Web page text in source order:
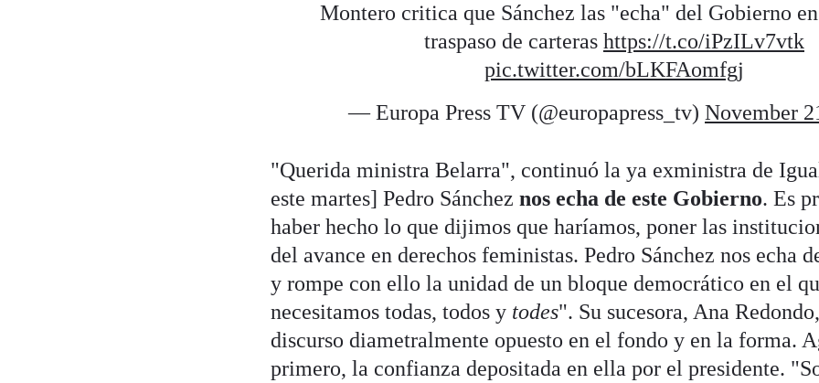
Montero critica que Sánchez las "echa" del Gobierno
traspaso de carteras https://t.co/iPzILv7vtk
pic.twitter.com/bLKFAomfgj
— Europa Press TV (@europapress_tv) November
"Querida ministra Belarra", continuó la ya exministra de
este martes] Pedro Sánchez nos echa de este Gobierno. Es
haber hecho lo que dijimos que haríamos, poner las
del avance en derechos feministas. Pedro Sánchez nos echa
y rompe con ello la unidad de un bloque democrático en el
necesitamos todas, todos y todes". Su sucesora, Ana
discurso diametralmente opuesto en el fondo y en la forma.
primero, la confianza depositada en ella por el presidente.